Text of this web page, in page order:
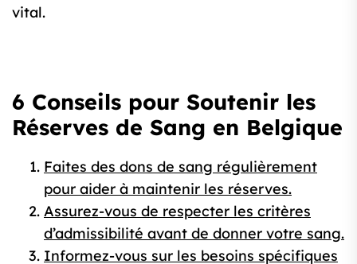
vital.
6 Conseils pour Soutenir les
Réserves de Sang en Belgique
Faites des dons de sang régulièrement
pour aider à maintenir les réserves.
Assurez-vous de respecter les critères
d’admissibilité avant de donner votre sang.
Informez-vous sur les besoins spécifiques